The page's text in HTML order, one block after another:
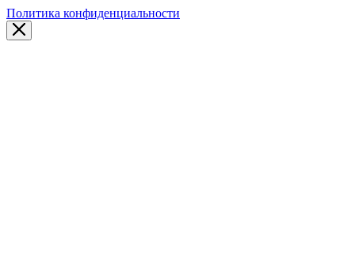
Политика конфиденциальности